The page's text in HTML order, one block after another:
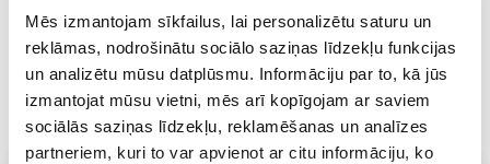
Mēs izmantojam sīkfailus, lai personalizētu saturu un
reklāmas, nodrošinātu sociālo saziņas līdzekļu funkcijas
un analizētu mūsu datplūsmu. Informāciju par to, kā jūs
izmantojat mūsu vietni, mēs arī kopīgojam ar saviem
sociālās saziņas līdzekļu, reklamēšanas un analīzes
partneriem, kuri to var apvienot ar citu informāciju, ko